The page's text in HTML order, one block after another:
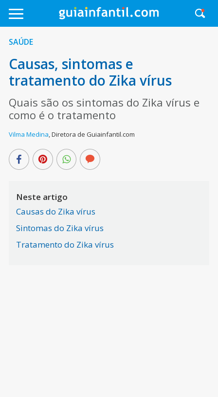
SAÚDE
Causas, sintomas e
tratamento do Zika vírus
Quais são os sintomas do Zika vírus e
como é o tratamento
Vilma Medina,Diretora de Guiainfantil.com
Neste artigo
Causas do Zika vírus
Sintomas do Zika vírus
Tratamento do Zika vírus